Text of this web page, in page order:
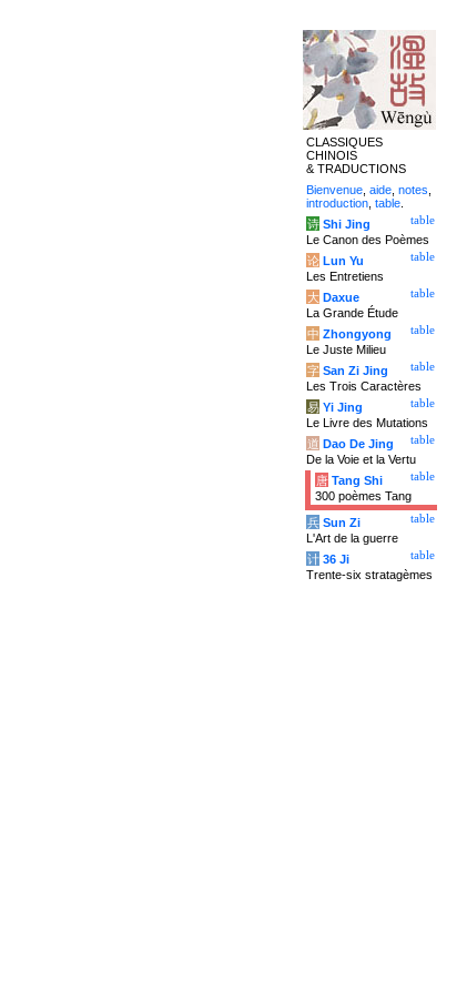
CLASSIQUES
CHINOIS
& TRADUCTIONS
Bienvenue aide notes
introduction table
table
诗 Shi Jing
Le Canon des Poèmes
table
论 Lun Yu
Les Entretiens
table
大 Daxue
La Grande Étude
table
中 Zhongyong
Le Juste Milieu
table
字 San Zi Jing
Les Trois Caractères
table
易 Yi Jing
Le Livre des Mutations
table
道 Dao De Jing
De la Voie et la Vertu
table
唐 Tang Shi
300 poèmes Tang
table
兵 Sun Zi
L'Art de la guerre
table
计 36 Ji
Trente-six stratagèmes